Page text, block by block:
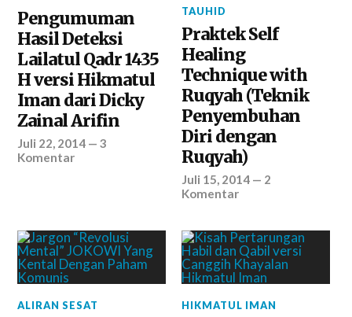
Pengumuman
Hasil Deteksi
Lailatul Qadr 1435
H versi Hikmatul
Iman dari Dicky
Zainal Arifin
Juli 22, 2014 —3
Komentar
TAUHID
Praktek Self
Healing
Technique with
Ruqyah (Teknik
Penyembuhan
Diri dengan
Ruqyah)
Juli 15, 2014 — 2
Komentar
ALIRAN SESAT HIKMATUL IMAN